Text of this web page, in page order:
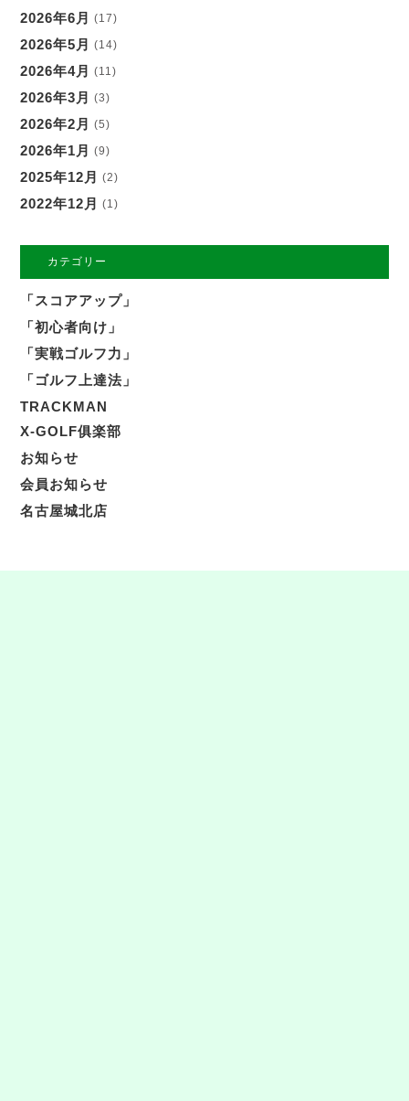
2026年6月 (17)
2026年5月 (14)
2026年4月 (11)
2026年3月 (3)
2026年2月 (5)
2026年1月 (9)
2025年12月 (2)
2022年12月 (1)
カテゴリー
「スコアアップ」
「初心者向け」
「実戦ゴルフ力」
「ゴルフ上達法」
TRACKMAN
X-GOLF俱楽部
お知らせ
会員お知らせ
名古屋城北店